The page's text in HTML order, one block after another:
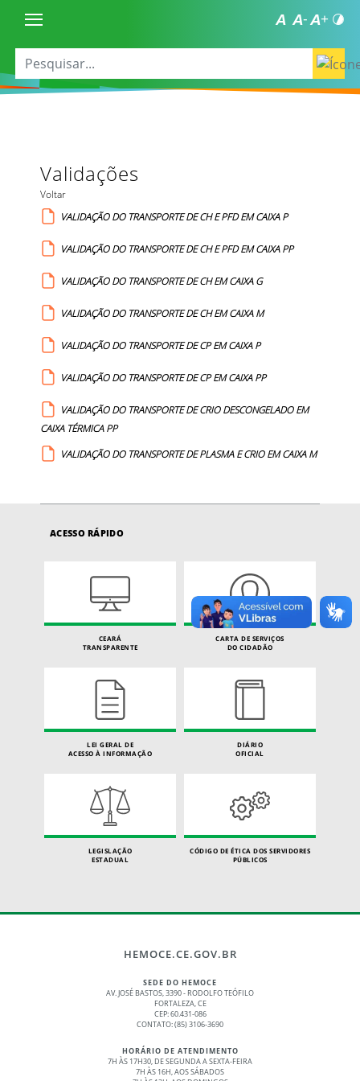
Validações
Voltar
VALIDAÇÃO DO TRANSPORTE DE CH E PFD EM CAIXA P
VALIDAÇÃO DO TRANSPORTE DE CH E PFD EM CAIXA PP
VALIDAÇÃO DO TRANSPORTE DE CH EM CAIXA G
VALIDAÇÃO DO TRANSPORTE DE CH EM CAIXA M
VALIDAÇÃO DO TRANSPORTE DE CP EM CAIXA P
VALIDAÇÃO DO TRANSPORTE DE CP EM CAIXA PP
VALIDAÇÃO DO TRANSPORTE DE CRIO DESCONGELADO EM
CAIXA TÉRMICA PP
VALIDAÇÃO DO TRANSPORTE DE PLASMA E CRIO EM CAIXA M
ACESSO RÁPIDO
CEARÁ
TRANSPARENTE
CARTA DE SERVIÇOS
DO CIDADÃO
LEI GERAL DE
ACESSO À INFORMAÇÃO
DIÁRIO
OFICIAL
LEGISLAÇÃO
ESTADUAL
CÓDIGO DE ÉTICA DOS SERVIDORES
PÚBLICOS
HEMOCE.CE.GOV.BR
SEDE DO HEMOCE
AV. JOSÉ BASTOS, 3390 - RODOLFO TEÓFILO
FORTALEZA, CE
CEP: 60.431-086
CONTATO: (85) 3106-3690
HORÁRIO DE ATENDIMENTO
7H ÀS 17H30, DE SEGUNDA A SEXTA-FEIRA
7H ÀS 16H, AOS SÁBADOS